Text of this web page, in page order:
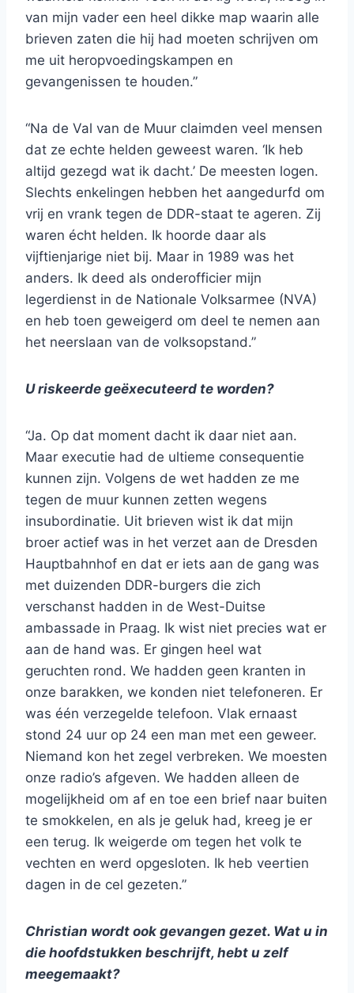
van mijn vader een heel dikke map waarin alle
brieven zaten die hij had moeten schrijven om
me uit heropvoedingskampen en
gevangenissen te houden.”
“Na de Val van de Muur claimden veel mensen
dat ze echte helden geweest waren. ‘Ik heb
altijd gezegd wat ik dacht.’ De meesten logen.
Slechts enkelingen hebben het aangedurfd om
vrij en vrank tegen de DDR-staat te ageren. Zij
waren écht helden. Ik hoorde daar als
vijftienjarige niet bij. Maar in 1989 was het
anders. Ik deed als onderofficier mijn
legerdienst in de Nationale Volksarmee (NVA)
en heb toen geweigerd om deel te nemen aan
het neerslaan van de volksopstand.”
U riskeerde geëxecuteerd te worden?
“Ja. Op dat moment dacht ik daar niet aan.
Maar executie had de ultieme consequentie
kunnen zijn. Volgens de wet hadden ze me
tegen de muur kunnen zetten wegens
insubordinatie. Uit brieven wist ik dat mijn
broer actief was in het verzet aan de Dresden
Hauptbahnhof en dat er iets aan de gang was
met duizenden DDR-burgers die zich
verschanst hadden in de West-Duitse
ambassade in Praag. Ik wist niet precies wat er
aan de hand was. Er gingen heel wat
geruchten rond. We hadden geen kranten in
onze barakken, we konden niet telefoneren. Er
was één verzegelde telefoon. Vlak ernaast
stond 24 uur op 24 een man met een geweer.
Niemand kon het zegel verbreken. We moesten
onze radio’s afgeven. We hadden alleen de
mogelijkheid om af en toe een brief naar buiten
te smokkelen, en als je geluk had, kreeg je er
een terug. Ik weigerde om tegen het volk te
vechten en werd opgesloten. Ik heb veertien
dagen in de cel gezeten.”
Christian wordt ook gevangen gezet. Wat u in
die hoofdstukken beschrijft, hebt u zelf
meegemaakt?